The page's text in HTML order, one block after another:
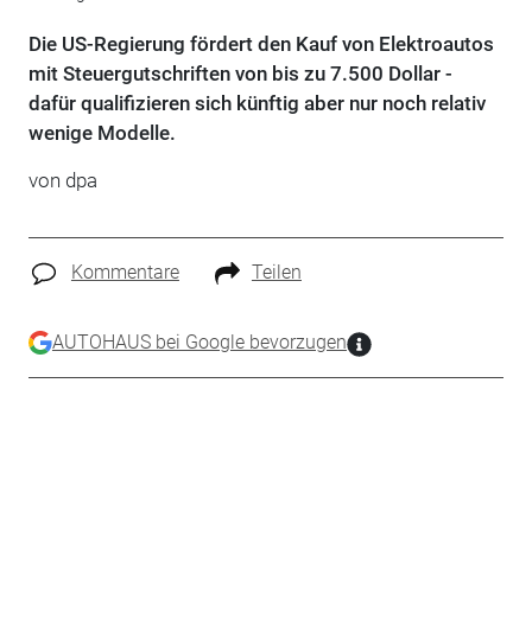
Die US-Regierung fördert den Kauf von Elektroautos
mit Steuergutschriften von bis zu 7.500 Dollar -
dafür qualifizieren sich künftig aber nur noch relativ
wenige Modelle.
von dpa
Kommentare Teilen
AUTOHAUS bei Google bevorzugen